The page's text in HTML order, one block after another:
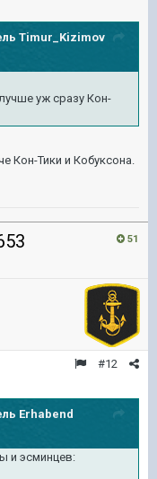
Timur_Kizimov
уж сразу Кон-
Кон-Тики и Кобуксона.
51
#12
Erhabend
и эсминцев: